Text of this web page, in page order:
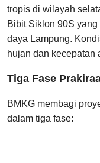
tropis di wilayah
Bibit Siklon 90S
daya Lampung.
hujan dan kecepatan
Tiga Fase
BMKG membagi
dalam tiga fase: